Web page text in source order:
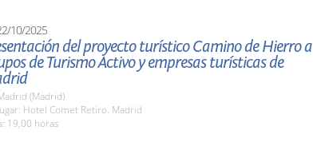
10/2025
del proyecto turístico Camino de Hierro a
de Turismo Activo y empresas turísticas de
(Madrid)
Hotel Comet Retiro. Madrid
19,00 horas